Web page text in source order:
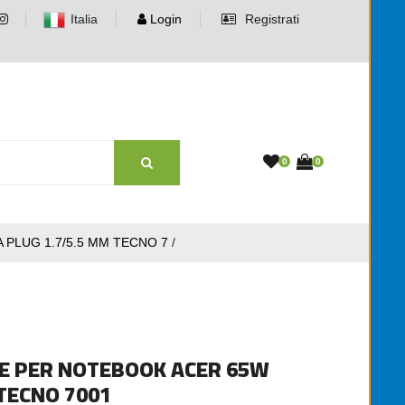
Italia Login Registrati
0 0
PLUG 1.7/5.5 MM TECNO 7 /
NOTEBOOK ACER 65W
7001